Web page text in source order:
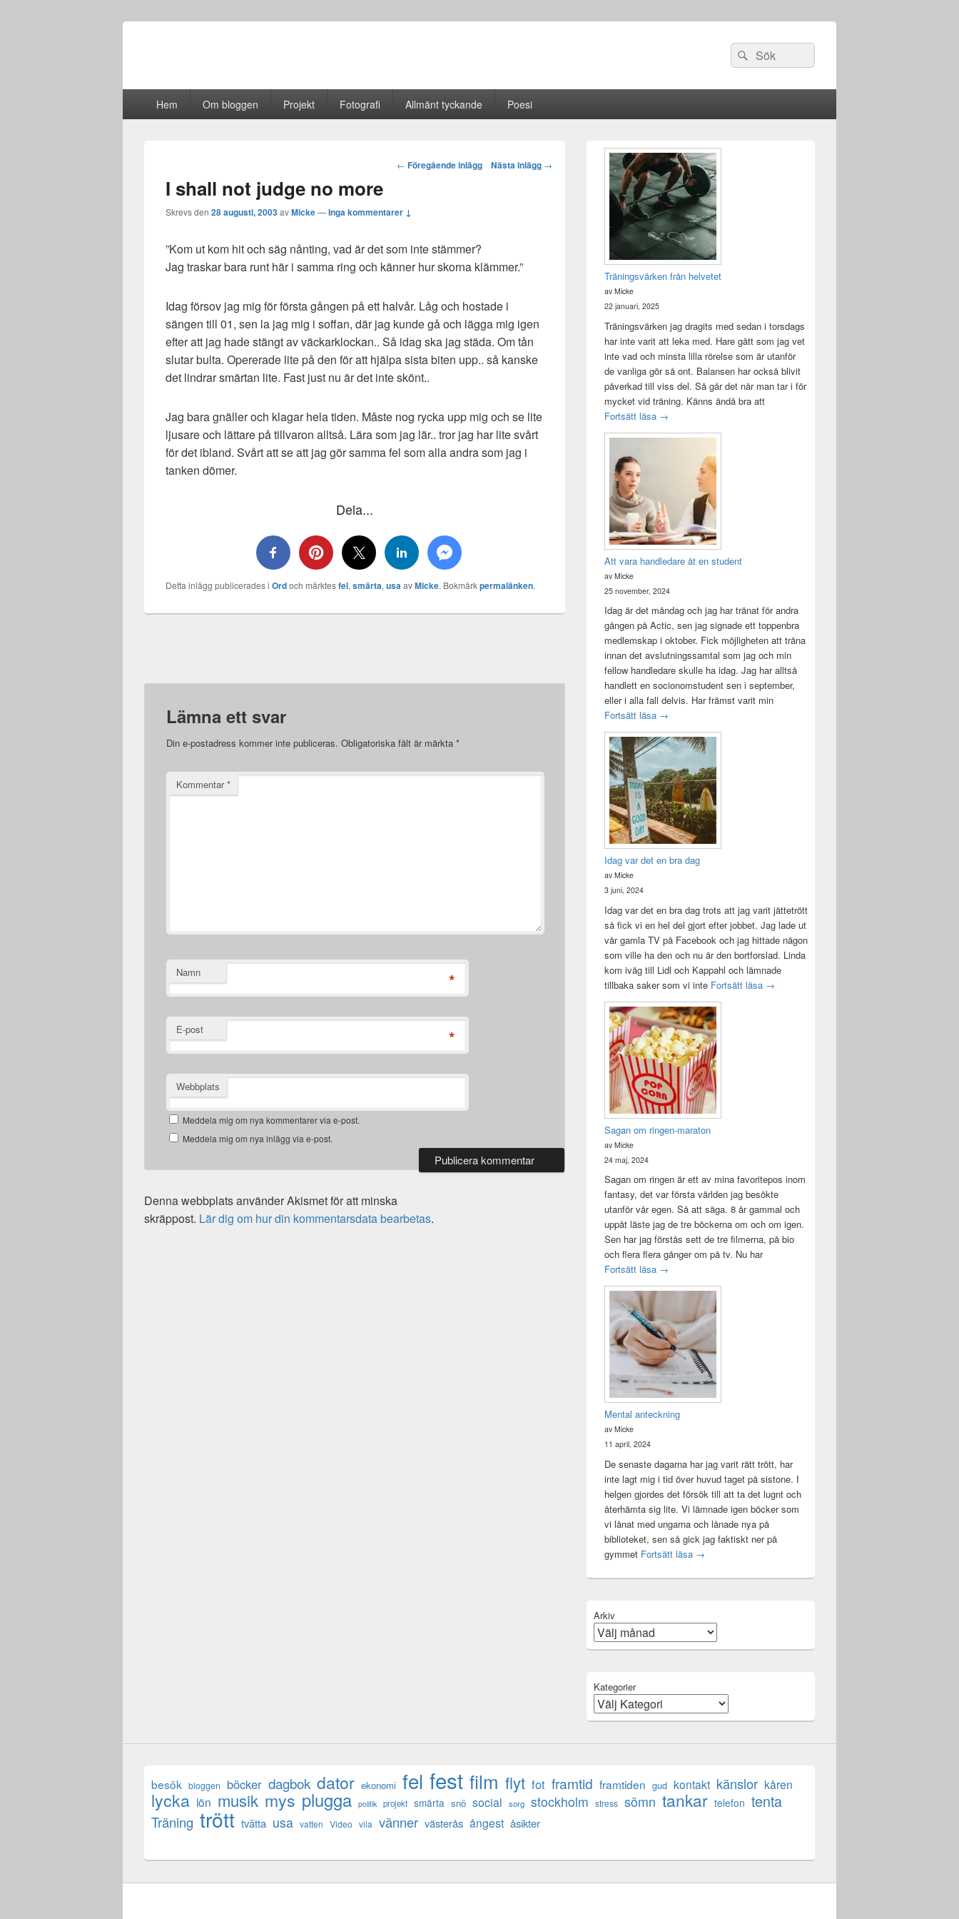
Sök
efter:
Sök
Hem Om bloggen Projekt Fotografi Allmänt tyckande Poesi
Post
← Föregående inlägg Nästa inlägg →
I shall not judge no more
Skrevs den 28 augusti, 2003avMicke—Inga kommentarer ↓
”Kom ut kom hit och säg nånting, vad är det som inte stämmer?
Jag traskar bara runt här i samma ring och känner hur skorna klämmer.”
Idag försov jag mig för första gången på ett halvår. Låg och hostade i
sängen till 01, sen la jag mig i soffan, där jag kunde gå och lägga mig igen
efter att jag hade stängt av väckarklockan.. Så idag ska jag städa. Om tån
slutar bulta. Opererade lite på den för att hjälpa sista biten upp.. så kanske
det lindrar smärtan lite. Fast just nu är det inte skönt..
Jag bara gnäller och klagar hela tiden. Måste nog rycka upp mig och se lite
ljusare och lättare på tillvaron alltså. Lära som jag lär.. tror jag har lite svårt
för det ibland. Svårt att se att jag gör samma fel som alla andra som jag i
tanken dömer.
Dela...
Detta inlägg publicerades i Ordoch märktesfel, smärta, usaavMicke. Bokmärkpermalänken.
Lämna ett svar
Din e-postadress kommer inte publiceras. Obligatoriska fält är märkta *
Kommentar*
Namn *
E-post *
Webbplats
Meddela mig om nya kommentarer via e-post.
Meddela mig om nya inlägg via e-post.
Denna webbplats använder Akismet för att minska
skräppost. Lär dig om hur din kommentarsdata bearbetas.
Primära
sidofältet
Widget
område
Träningsvärken från helvetet
av Micke
22 januari, 2025
Träningsvärken jag dragits med sedan i torsdags
har inte varit att leka med. Hare gått som jag vet
inte vad och minsta lilla rörelse som är utanför
de vanliga gör så ont. Balansen har också blivit
påverkad till viss del. Så går det när man tar i för
mycket vid träning. Känns ändå bra att
Fortsätt läsa Träningsvärken från helvetet
→
Att vara handledare åt en student
av Micke
25 november, 2024
Idag är det måndag och jag har tränat för andra
gången på Actic, sen jag signade ett toppenbra
medlemskap i oktober. Fick möjligheten att träna
innan det avslutningssamtal som jag och min
fellow handledare skulle ha idag. Jag har alltså
handlett en socionomstudent sen i september,
eller i alla fall delvis. Har främst varit min
Fortsätt läsa Att vara handledare åt en student
→
Idag var det en bra dag
av Micke
3 juni, 2024
Idag var det en bra dag trots att jag varit jättetrött
så fick vi en hel del gjort efter jobbet. Jag lade ut
vår gamla TV på Facebook och jag hittade någon
som ville ha den och nu är den bortforslad. Linda
kom iväg till Lidl och Kappahl och lämnade
tillbaka saker som vi inte Fortsätt läsa Idag var det en bra dag
→
Sagan om ringen-maraton
av Micke
24 maj, 2024
Sagan om ringen är ett av mina favoritepos inom
fantasy, det var första världen jag besökte
utanför vår egen. Så att säga. 8 år gammal och
uppåt läste jag de tre böckerna om och om igen.
Sen har jag förstås sett de tre filmerna, på bio
och flera flera gånger om på tv. Nu har
Fortsätt läsa Sagan om ringen-maraton
→
Mental anteckning
av Micke
11 april, 2024
De senaste dagarna har jag varit rätt trött, har
inte lagt mig i tid över huvud taget på sistone. I
helgen gjordes det försök till att ta det lugnt och
återhämta sig lite. Vi lämnade igen böcker som
vi lånat med ungarna och lånade nya på
biblioteket, sen så gick jag faktiskt ner på
gymmet Fortsätt läsa Mental anteckning
→
Arkiv
Kategorier
besök bloggen böcker dagbok dator ekonomi fel fest film flyt fot framtid framtiden gud kontakt känslor kåren
lycka lön musik mys plugga politik projekt smärta snö social sorg stockholm stress sömn tankar telefon tenta
Träning trött tvätta usa vatten Video vila vänner västerås ångest åsikter